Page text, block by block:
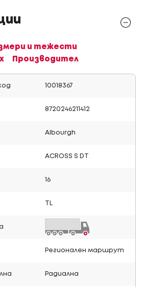
и тежести
Производител
10018367
8720246211412
Albourgh
ACROSS S DT
16
TL
Регионален маршрут
Радиална